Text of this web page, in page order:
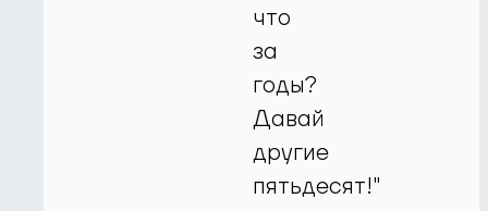
что
за
годы?
Давай
другие
пятьдесят!"